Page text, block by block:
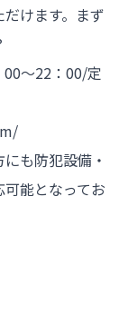
けます。まず
～22：00/定
も防犯設備・
能となってお